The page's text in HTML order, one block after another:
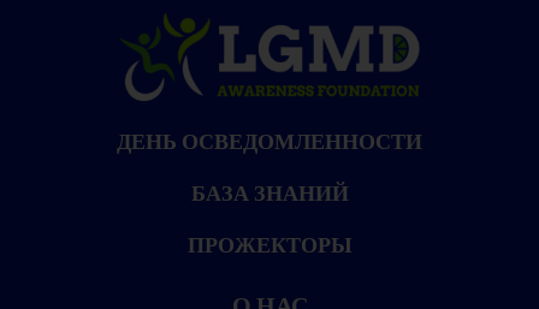
ДЕНЬ ОСВЕДОМЛЕННОСТИ
БАЗА ЗНАНИЙ
ПРОЖЕКТОРЫ